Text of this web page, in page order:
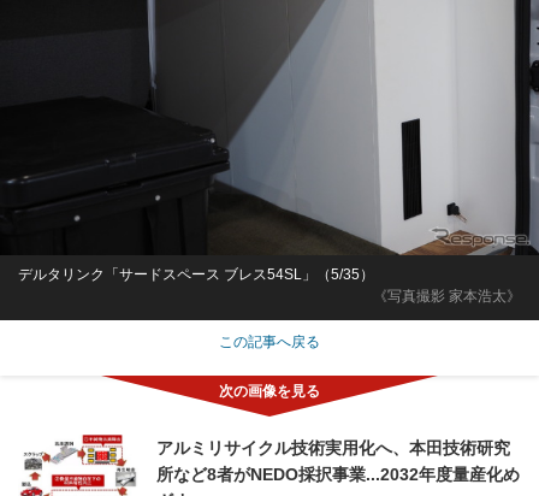
《写真撮影 家本浩太》
デルタリンク「サードスペース ブレス54SL」（5/35）
この記事へ戻る
アルミリサイクル技術実用化へ、本田技術研究
所など8者がNEDO採択事業...2032年度量産化め